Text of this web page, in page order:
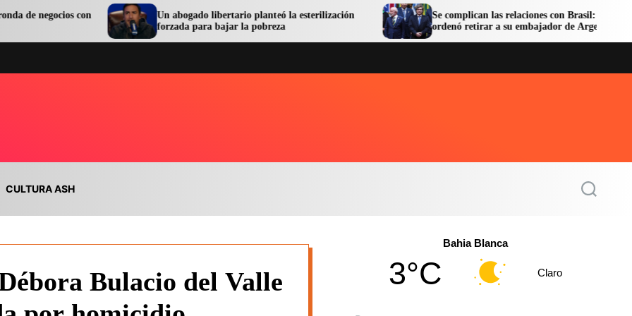
con
Un abogado libertario planteó la esterilización
forzada para bajar la pobreza
Se complican las relaciones con Brasil: Lula
ordenó retirar a su embajador de Argentina
CULTURA ASH
S
Bulacio del Valle
Bahia Blanca
3°C Claro